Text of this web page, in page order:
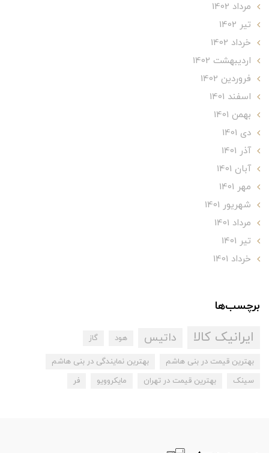
مرداد 1402
تير 1402
خرداد 1402
ارديبهشت 1402
فروردین 1402
اسفند 1401
بهمن 1401
دی 1401
آذر 1401
آبان 1401
مهر 1401
شهریور 1401
مرداد 1401
تير 1401
خرداد 1401
برچسب‌ها
ایرانیک کالا داتیس هود گاز
بهترین قیمت در بنی هاشم
بهترین نمایندگی در بنی هاشم
سینک
بهترین قیمت در تهران مایکروویو فر